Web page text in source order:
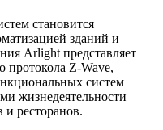
становится
зданий и
Arlight представляет
протокола Z-Wave,
систем
жизнедеятельности
ресторанов.